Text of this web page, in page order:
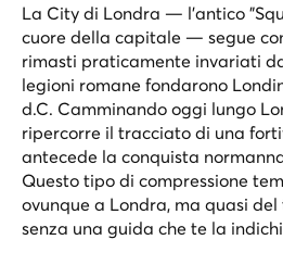
La City di Londra — l'antico
cuore della capitale — segue
rimasti praticamente invariati
legioni romane fondarono
d.C. Camminando oggi lungo
ripercorre il tracciato di una
antecede la conquista
Questo tipo di compressione
ovunque a Londra, ma quasi
senza una guida che te la